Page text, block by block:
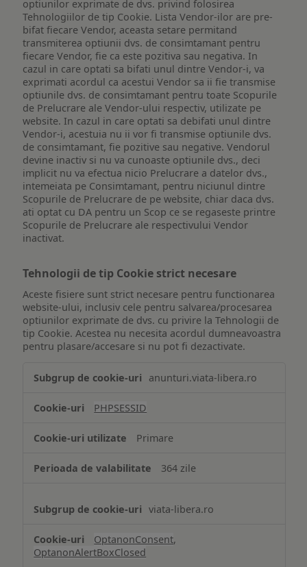
optiunilor exprimate de dvs. privind folosirea
Tehnologiilor de tip Cookie. Lista Vendor-ilor are pre-
bifat fiecare Vendor, aceasta setare permitand
transmiterea optiunii dvs. de consimtamant pentru
fiecare Vendor, fie ca este pozitiva sau negativa. In
cazul in care optati sa bifati unul dintre Vendor-i, va
exprimati acordul ca acestui Vendor sa ii fie transmise
optiunile dvs. de consimtamant pentru toate Scopurile
de Prelucrare ale Vendor-ului respectiv, utilizate pe
website. In cazul in care optati sa debifati unul dintre
Vendor-i, acestuia nu ii vor fi transmise optiunile dvs.
de consimtamant, fie pozitive sau negative. Vendorul
devine inactiv si nu va cunoaste optiunile dvs., deci
implicit nu va efectua nicio Prelucrare a datelor dvs.,
intemeiata pe Consimtamant, pentru niciunul dintre
Scopurile de Prelucrare de pe website, chiar daca dvs.
ati optat cu DA pentru un Scop ce se regaseste printre
Scopurile de Prelucrare ale respectivului Vendor
inactivat.
Tehnologii de tip Cookie strict necesare
Aceste fisiere sunt strict necesare pentru functionarea
website-ului, inclusiv cele pentru salvarea/procesarea
optiunilor exprimate de dvs. cu privire la Tehnologii de
tip Cookie. Acestea nu necesita acordul dumneavoastra
pentru plasare/accesare si nu pot fi dezactivate.
de
Cookie
necesare
anunturi.viata-libera.ro
PHPSESSID
Primare
364 zile
viata-libera.ro
OptanonConsent,
OptanonAlertBoxClosed